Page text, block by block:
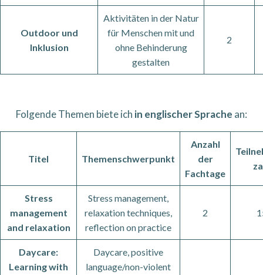
Outdoor und
Inklusion
Aktivitäten in der Natur
für Menschen mit und
ohne Behinderung
gestalten
2
Folgende Themen biete ich in englischer Sprache an:
Titel Themenschwerpunkt
Anzahl
der
Fachtage
Stress
management
and relaxation
Stress management,
relaxation techniques,
reflection on practice
2
Daycare:
Learning with
Daycare, positive
language/non-violent